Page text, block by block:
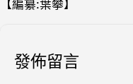
【編纂:葉攀】
發佈留言